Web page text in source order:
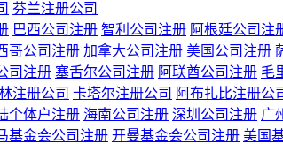
芬兰注册公司
巴西公司注册 智利公司注册 阿根廷公司注
哥公司注册 加拿大公司注册 美国公司注册
司注册 塞舌尔公司注册 阿联酋公司注册 毛
注册公司 卡塔尔注册公司 阿布扎比注册公
个体户注册 海南公司注册 深圳公司注册 广
基金会公司注册 开曼基金会公司注册 美国